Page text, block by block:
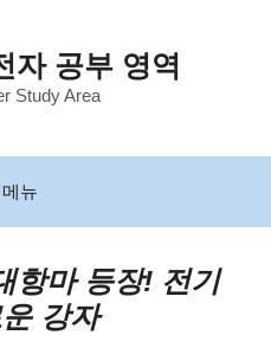
자 공부 영역
Study Area
메뉴
항마 등장! 전기
강자